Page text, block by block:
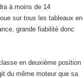
à moins de 14
sur tous les tableaux en
grande fiabilité donc
en deuxième position
du même moteur que sa